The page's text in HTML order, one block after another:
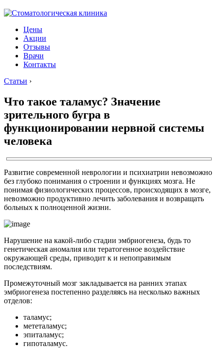
Цены
Акции
Отзывы
Врачи
Контакты
Статьи ›
Что такое таламус? Значение
зрительного бугра в
функционировании нервной системы
человека
Развитие современной неврологии и психиатрии невозможно
без глубоко понимания о строении и функциях мозга. Не
понимая физиологических процессов, происходящих в мозге,
невозможно продуктивно лечить заболевания и возвращать
больных к полноценной жизни.
Нарушение на какой-либо стадии эмбриогенеза, будь то
генетическая аномалия или тератогенное воздействие
окружающей среды, приводит к и непоправимым
последствиям.
Промежуточный мозг закладывается на ранних этапах
эмбриогенеза постепенно разделяясь на несколько важных
отделов:
таламус;
мететаламус;
эпиталамус;
гипоталамус.